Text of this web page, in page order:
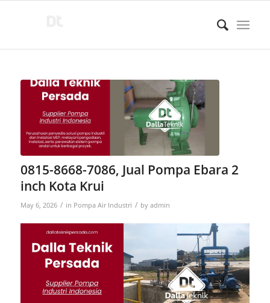
0815-8668-7086, Jual Pompa Ebara 2
inch Kota Krui
May 6, 2026 / in Pompa Air Industri / by admin